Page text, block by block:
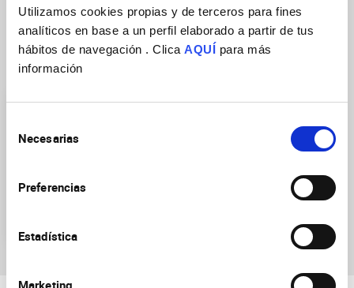
Utilizamos cookies propias y de terceros para fines
analíticos en base a un perfil elaborado a partir de tus
hábitos de navegación . Clica AQUÍ para más
información
Necesarias
Preferencias
Estadística
Marketing
Grupos de Investigación